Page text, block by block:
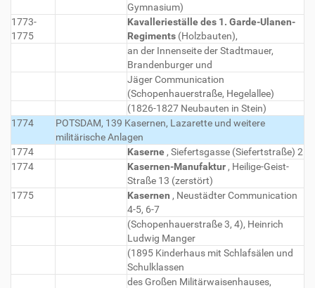
Gymnasium)
1773-
1775
Kavallerieställe des 1. Garde-Ulanen-
Regiments (Holzbauten),
an der Innenseite der Stadtmauer,
Brandenburger und
Jäger Communication
(Schopenhauerstraße, Hegelallee)
(1826-1827 Neubauten in Stein)
1774
POTSDAM, 139 Kasernen, Lazarette und weitere
militärische Anlagen
1774
Kaserne , Siefertsgasse (Siefertstraße) 2
1774
Kasernen-Manufaktur , Heilige-Geist-
Straße 13 (zerstört)
1775
Kasernen , Neustädter Communication
4-5, 6-7
(Schopenhauerstraße 3, 4), Heinrich
Ludwig Manger
(1895 Kinderhaus mit Schlafsälen und
Schulklassen
des Großen Militärwaisenhauses,